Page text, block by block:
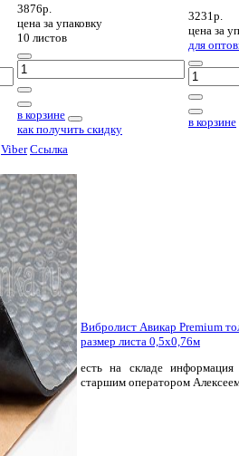
3876р.
цена за упаковку
10 листов
в корзине
как получить скидку
3231р.
цена за
для
в корзине
Viber Ссылка
Вибролист Авикар Premium
размер листа 0,5х0,76м
есть на складе информация
старшим оператором